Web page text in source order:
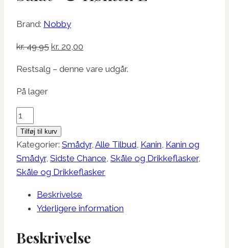
Brand: Nobby
kr.49,95 Den
pris
kr. 20,00
pris
Restsalg – denne vare udgår.
På lager
Salat-
&
Høhæk
L
antal
Tilføj til kurv
Kategorier: Smådyr, Alle Tilbud, Kanin, Kanin og
Smådyr, Sidste Chance, Skåle og Drikkeflasker,
Skåle og Drikkeflasker
Beskrivelse
Yderligere information
Beskrivelse